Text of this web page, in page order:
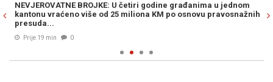
NEVJEROVATNE BROJKE: U četiri godine građanima u jednom
kantonu vraćeno više od 25 miliona KM po osnovu pravosnažnih
presuda...
Prije 19 min 0